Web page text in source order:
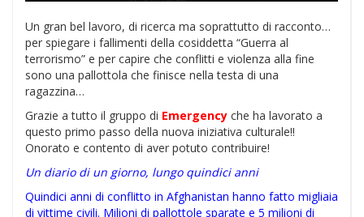
Un gran bel lavoro, di ricerca ma soprattutto di racconto…
per spiegare i fallimenti della cosiddetta “Guerra al
terrorismo” e per capire che conflitti e violenza alla fine
sono una pallottola che finisce nella testa di una
ragazzina…
Grazie a tutto il gruppo di Emergency che ha lavorato a
questo primo passo della nuova iniziativa culturale!!
Onorato e contento di aver potuto contribuire!
Un diario di un giorno, lungo quindici anni
Quindici anni di conflitto in Afghanistan hanno fatto migliaia
di vittime civili. Milioni di pallottole sparate e 5 milioni di